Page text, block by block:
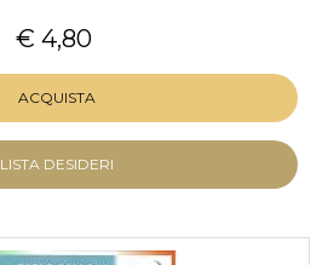
€ 4,80
ACQUISTA
LISTA DESIDERI